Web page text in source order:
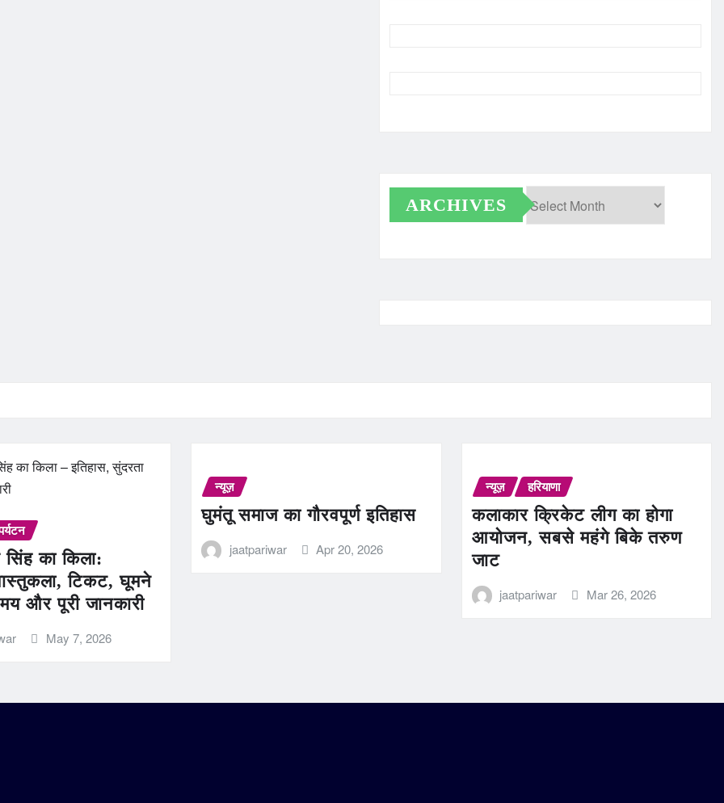
ARCHIVES
सिंह का किला:
टिकट, घूमने
और पूरी जानकारी
May 7, 2026
न्यूज़
घुमंतू समाज का गौरवपूर्ण इतिहास
jaatpariwar Apr 20, 2026
न्यूज़ हरियाणा
कलाकार क्रिकेट लीग का होगा
आयोजन, सबसे महंगे बिके तरुण
जाट
jaatpariwar Mar 26, 2026